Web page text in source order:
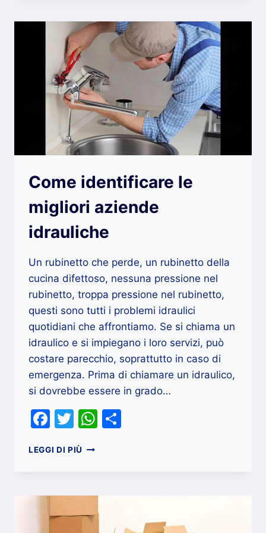
LA
SICUREZZA
DELLA
NOSTRA
CASA
Come identificare le
migliori aziende
idrauliche
Un rubinetto che perde, un rubinetto della
cucina difettoso, nessuna pressione nel
rubinetto, troppa pressione nel rubinetto,
questi sono tutti i problemi idraulici
quotidiani che affrontiamo. Se si chiama un
idraulico e si impiegano i loro servizi, può
costare parecchio, soprattutto in caso di
emergenza. Prima di chiamare un idraulico,
si dovrebbe essere in grado…
Facebook
TwitterWhatsApp
LEGGI DI PIÙ COME
AZIENDE